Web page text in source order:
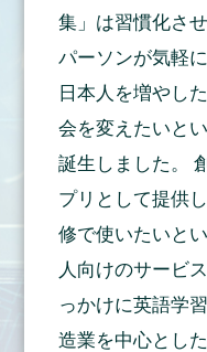
まいますが、優秀な
ることが、ソーシャ
なるという思いもありました。 ■英
わからないところか
らは実際にポリグロ
1人である岡崎さん
て自己紹介していた
2024年9月にAB
めて勉学に向き合う
けにグローバルな場
憧れ（笑）、機械や
AB Dynamicsの新卒
集」は習慣化さ
パーソンが気軽
日本人を増やし
会を変えたいと
誕生しました。
プリとして提供
修で使いたいと
人向けのサービ
っかけに英語学
造業を中心とし